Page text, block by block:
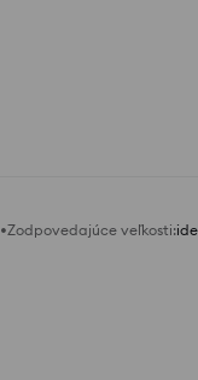
Zodpovedajúce veľkosti: